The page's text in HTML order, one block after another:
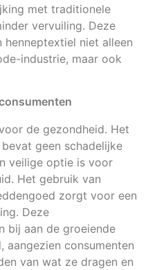
met traditionele
vervuiling. Deze
niet alleen
industrie, maar ook
de gezondheid. Het
geen schadelijke
veilige optie is voor
Het gebruik van
zorgt voor een
Deze
bij aan de groeiende
aangezien consumenten
van wat ze dragen en